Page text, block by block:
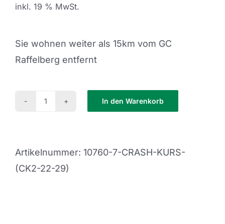
inkl. 19 % MwSt.
Sie wohnen weiter als 15km vom GC
Raffelberg entfernt
22-
29)
In den Warenkorb
Artikelnummer: 10760-7-CRASH-KURS-
(CK2-22-29)